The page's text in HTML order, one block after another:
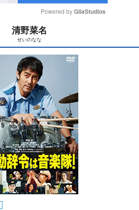
t
e
Powered by GliaStudios
清野菜名
せいのなな